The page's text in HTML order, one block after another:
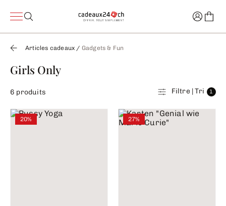
Articles cadeaux / Gadgets & Fun
Girls Only
6 produits Filtre | Tri 1
20% 27%